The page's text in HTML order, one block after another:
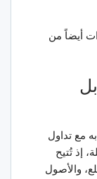
أيضاً من
مع تداول
إذ تُتيح
والأصول